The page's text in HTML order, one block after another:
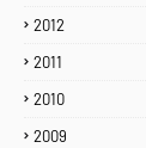
2012
2011
2010
2009